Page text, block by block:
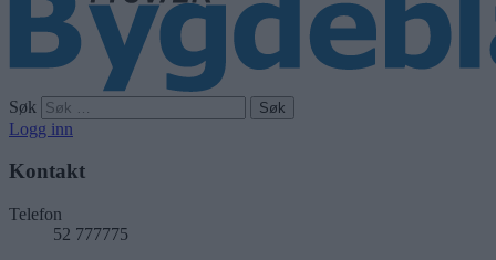
Søk
Logg inn
Kontakt
Telefon
52 777775